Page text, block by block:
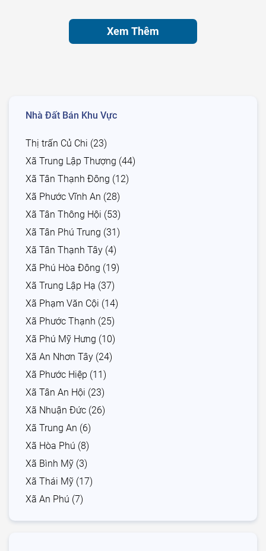
Xem Thêm
Nhà Đất Bán Khu Vực
Thị trấn Củ Chi (23)
Xã Trung Lập Thượng (44)
Xã Tân Thạnh Đông (12)
Xã Phước Vĩnh An (28)
Xã Tân Thông Hội (53)
Xã Tân Phú Trung (31)
Xã Tân Thạnh Tây (4)
Xã Phú Hòa Đông (19)
Xã Trung Lập Hạ (37)
Xã Phạm Văn Cội (14)
Xã Phước Thạnh (25)
Xã Phú Mỹ Hưng (10)
Xã An Nhơn Tây (24)
Xã Phước Hiệp (11)
Xã Tân An Hội (23)
Xã Nhuận Đức (26)
Xã Trung An (6)
Xã Hòa Phú (8)
Xã Bình Mỹ (3)
Xã Thái Mỹ (17)
Xã An Phú (7)